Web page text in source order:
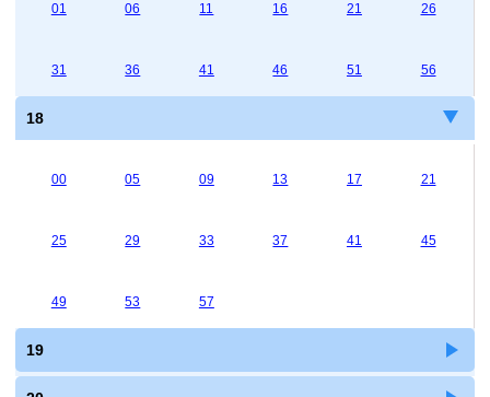
01 06 11 16 21 26
31 36 41 46 51 56
18
00 05 09 13 17 21
25 29 33 37 41 45
49 53 57
19